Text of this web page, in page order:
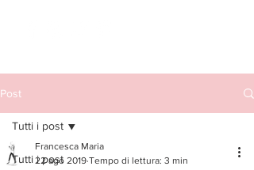
Post
Tutti i post
Tutti i post
Francesca Maria
22 ago 2019 Tempo di lettura: 3 min